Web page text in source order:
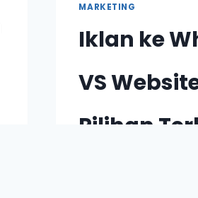
MARKETING
Iklan ke
VS
Pilihan